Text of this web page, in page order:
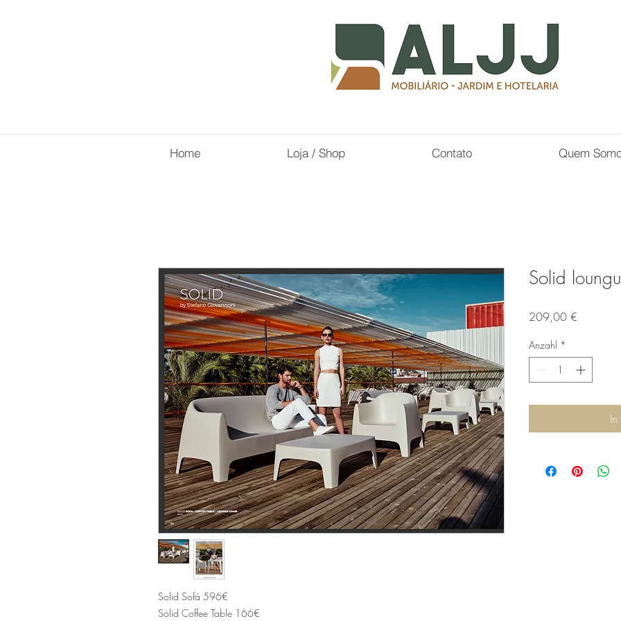
Home Loja / Shop Contato Quem
Solid Sofá 596€
Solid Coffee Table 166€
Solid
209,00 €Preis
Anzahl *